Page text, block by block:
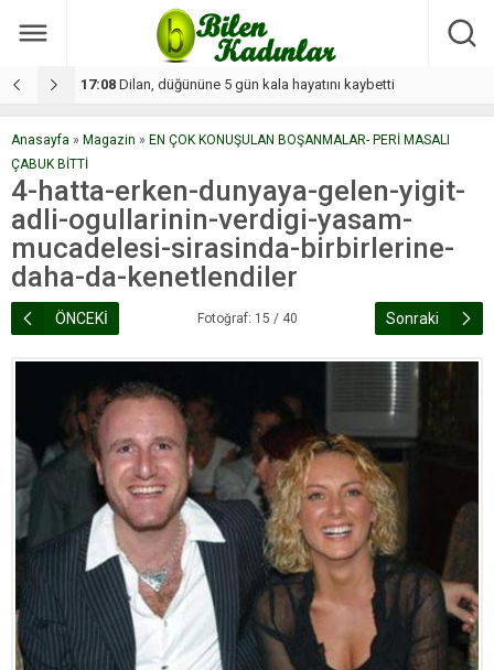
11:37 Günde 2 saat çalışıyorlar 15 bin tl kazanıyorlar
Anasayfa » Magazin » EN ÇOK KONUŞULAN BOŞANMALAR- PERİ MASALI
ÇABUK BİTTİ
4-hatta-erken-dunyaya-gelen-yigit-
adli-ogullarinin-verdigi-yasam-
mucadelesi-sirasinda-birbirlerine-
daha-da-kenetlendiler
ÖNCEKİ Fotoğraf: 15 / 40 Sonraki